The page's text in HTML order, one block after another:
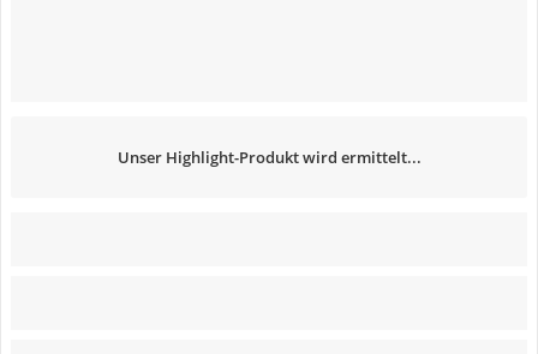
Unser Highlight-Produkt wird ermittelt...